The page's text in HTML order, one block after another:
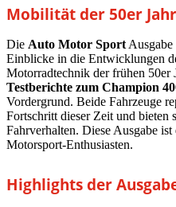
Mobilität der 50er
Die Auto Motor Sport Ausgabe
Einblicke in die Entwicklungen
Motorradtechnik der frühen 50er
Testberichte zum Champion
Vordergrund. Beide Fahrzeuge
Fortschritt dieser Zeit und bieten
Fahrverhalten. Diese Ausgabe
Motorsport-Enthusiasten.
Highlights der